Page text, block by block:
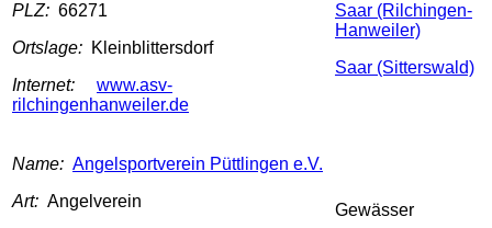
PLZ: 66271
Ortslage: Kleinblittersdorf
Internet:
www.asv-
rilchingenhanweiler.de
Saar (Rilchingen-
Hanweiler)
Saar (Sitterswald)
Name: Angelsportverein Püttlingen e.V.
Art: Angelverein
Gewässer